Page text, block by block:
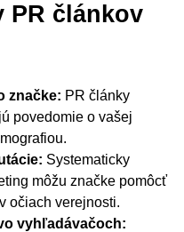
PR článkov
značke: PR články
povedomie o vašej
Systematicky
môžu značke pomôcť
očiach verejnosti.
vyhľadávačoch: